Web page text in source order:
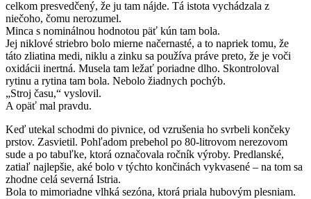
celkom presvedčený, že ju tam nájde. Tá istota vychádzala z
niečoho, čomu nerozumel.
Minca s nominálnou hodnotou päť kún tam bola.
Jej niklové striebro bolo mierne načernasté, a to napriek tomu, že
táto zliatina medi, niklu a zinku sa používa práve preto, že je voči
oxidácii inertná. Musela tam ležať poriadne dlho. Skontroloval
rytinu a rytina tam bola. Nebolo žiadnych pochýb.
„Stroj času,“ vyslovil.
A opäť mal pravdu.
Keď utekal schodmi do pivnice, od vzrušenia ho svrbeli končeky
prstov. Zasvietil. Pohľadom prebehol po 80-litrovom nerezovom
sude a po tabuľke, ktorá označovala ročník výroby. Predlanské,
zatiaľ najlepšie, aké bolo v týchto končinách vykvasené – na tom sa
zhodne celá severná Istria.
Bola to mimoriadne vlhká sezóna, ktorá priala hubovým plesniam.